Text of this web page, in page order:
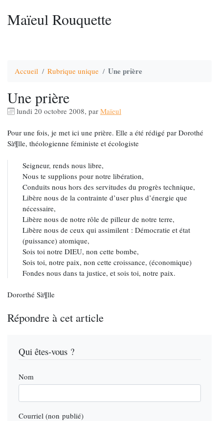
Maïeul Rouquette
Accueil Rubrique unique Une prière
Une prière
lundi 20 octobre 2008, par Maïeul
Pour une fois, je met ici une prière. Elle a été rédigé par Dorothé
Sà¶lle, théologienne féministe et écologiste
Seigneur, rends nous libre,
Nous te supplions pour notre libération,
Conduits nous hors des servitudes du progrès technique,
Libère nous de la contrainte d’user plus d’énergie que
nécessaire,
Libère nous de notre rôle de pilleur de notre terre,
Libère nous de ceux qui assimilent : Démocratie et état
(puissance) atomique,
Sois toi notre DIEU, non cette bombe,
Sois toi, notre paix, non cette croissance, (économique)
Fondes nous dans ta justice, et sois toi, notre paix.
Dororthé Sà¶lle
Répondre à cet article
Qui êtes-vous ?
Nom
Courriel (non publié)